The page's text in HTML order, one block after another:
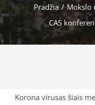
Pradžia / Mokslo
CAS
Korona virusas šiais